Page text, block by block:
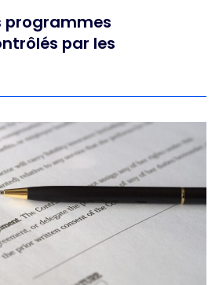
programmes
par les